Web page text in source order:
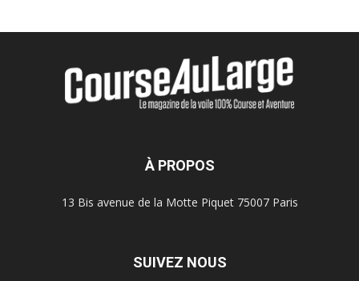
À PROPOS
13 Bis avenue de la Motte Piquet 75007 Paris
SUIVEZ NOUS